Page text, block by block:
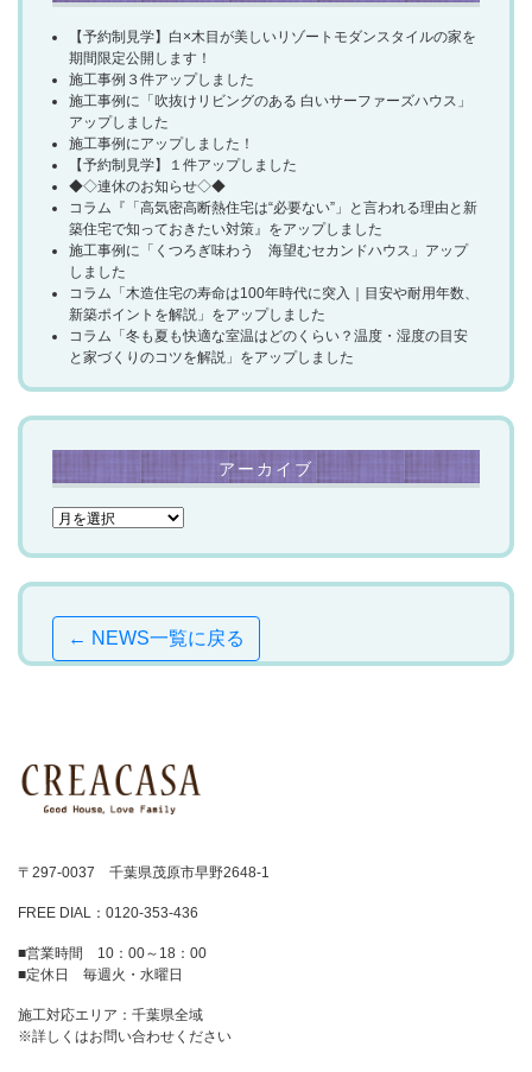
【予約制見学】白×木目が美しいリゾートモダンスタイルの家を
期間限定公開します！
施工事例３件アップしました
施工事例に「吹抜けリビングのある 白いサーファーズハウス」
アップしました
施工事例にアップしました！
【予約制見学】１件アップしました
◆◇連休のお知らせ◇◆
コラム『「高気密高断熱住宅は“必要ない”」と言われる理由と新
築住宅で知っておきたい対策』をアップしました
施工事例に「くつろぎ味わう 海望むセカンドハウス」アップ
しました
コラム「木造住宅の寿命は100年時代に突入｜目安や耐用年数、
新築ポイントを解説」をアップしました
コラム「冬も夏も快適な室温はどのくらい？温度・湿度の目安
と家づくりのコツを解説」をアップしました
アーカイブ
← NEWS一覧に戻る
〒297-0037 千葉県茂原市早野2648-1
FREE DIAL：0120-353-436
■営業時間 10：00～18：00
■定休日 毎週火・水曜日
施工対応エリア：千葉県全域
※詳しくはお問い合わせください